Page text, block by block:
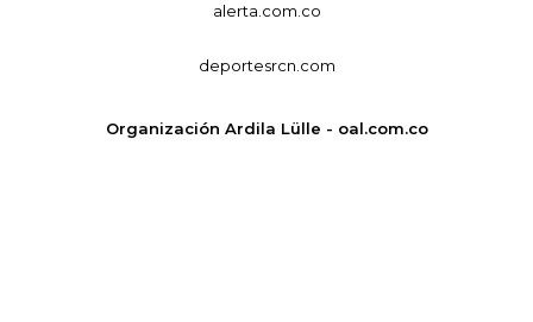
alerta.com.co
deportesrcn.com
Organización Ardila Lülle - oal.com.co